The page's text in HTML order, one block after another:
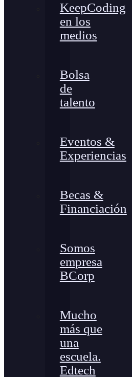
KeepCoding
en los
medios
Bolsa
de
talento
Eventos &
Experiencias
Becas &
Financiación
Somos
empresa
BCorp
Mucho
más que
una
escuela.
Edtech